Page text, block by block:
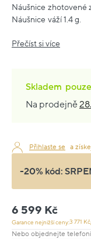
Náušnice zhotovené
Náušnice váží 1.4 g.
Přečíst si více
Skladem pouze
Na prodejně
Přihlaste se a
-20% kód:
6 599 Kč
Garance nejnižší ceny:3 771
Nebo objednejte